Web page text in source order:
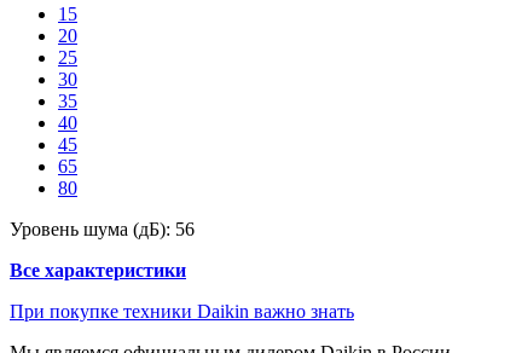
15
20
25
30
35
40
45
65
80
Уровень шума (дБ): 56
Все характеристики
При покупке техники Daikin важно знать